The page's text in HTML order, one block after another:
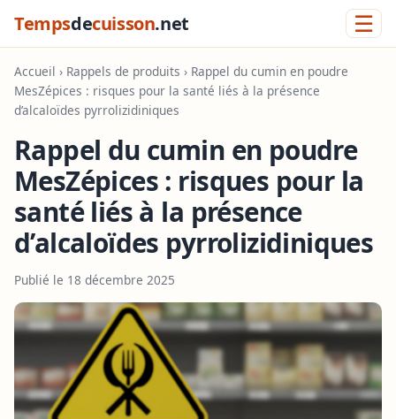
Tempsdecuisson.net ☰
Accueil › Rappels de produits › Rappel du cumin en poudre
MesZépices : risques pour la santé liés à la présence
d’alcaloïdes pyrrolizidiniques
Rappel du cumin en poudre
MesZépices : risques pour la
santé liés à la présence
d’alcaloïdes pyrrolizidiniques
Publié le 18 décembre 2025